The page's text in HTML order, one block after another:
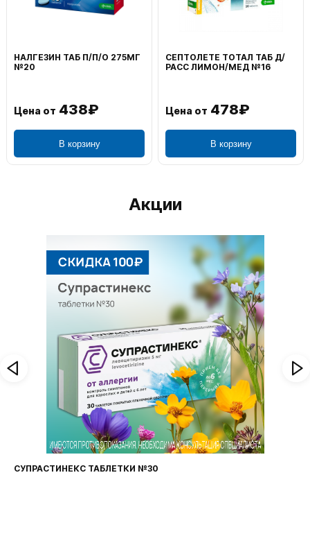
НАЛГЕЗИН ТАБ П/П/О 275МГ
№20
Цена от 438₽
В корзину
СЕПТОЛЕТЕ ТОТАЛ ТАБ Д/
РАСС ЛИМОН/МЕД №16
Цена от 478₽
В корзину
Акции
СУПРАСТИНЕКС ТАБЛЕТКИ №30